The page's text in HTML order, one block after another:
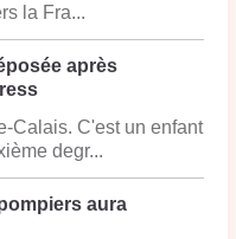
la Fra...
après
Calais. C'est un enfant
degr...
aura